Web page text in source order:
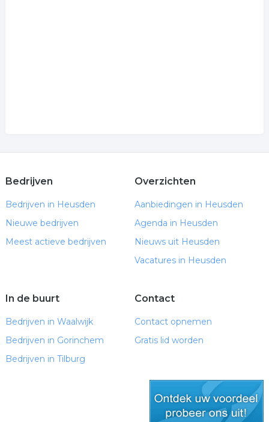
Bedrijven
Bedrijven in Heusden
Nieuwe bedrijven
Meest actieve bedrijven
Overzichten
Aanbiedingen in Heusden
Agenda in Heusden
Nieuws uit Heusden
Vacatures in Heusden
In de buurt
Bedrijven in Waalwijk
Bedrijven in Gorinchem
Bedrijven in Tilburg
Contact
Contact opnemen
Gratis lid worden